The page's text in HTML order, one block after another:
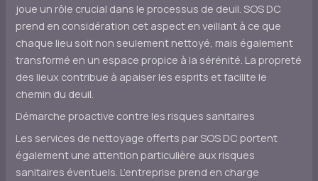
joue un rôle crucial dans le processus de deuil. SOS DC
prend en considération cet aspect en veillant à ce que
chaque lieu soit non seulement nettoyé, mais également
transformé en un espace propice à la sérénité. La propreté
des lieux contribue à apaiser les esprits et facilite le
chemin du deuil.
Démarche proactive contre les risques sanitaires
Les services de nettoyage offerts par SOS DC portent
également une attention particulière aux risques
sanitaires éventuels. L’entreprise prend en charge